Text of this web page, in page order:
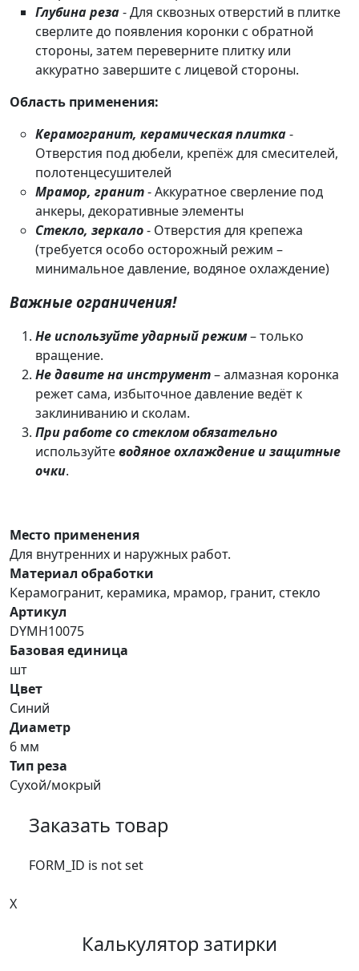
Глубина реза- Для сквозных отверстий в плитке
сверлите до появления коронки с обратной
стороны, затем переверните плитку или
аккуратно завершите с лицевой стороны.
Область применения:
Керамогранит, керамическая плитка-
Отверстия под дюбели, крепёж для смесителей,
полотенцесушителей
Мрамор, гранит- Аккуратное сверление под
анкеры, декоративные элементы
Стекло, зеркало- Отверстия для крепежа
(требуется особо осторожный режим –
минимальное давление, водяное охлаждение)
Важные ограничения!
Не используйте ударный режим– только
вращение.
Не давите на инструмент– алмазная коронка
режет сама, избыточное давление ведёт к
заклиниванию и сколам.
При работе со стекломобязательно
используйтеводяное охлаждение и защитные
очки.
Место применения
Для внутренних и наружных работ.
Материал обработки
Керамогранит, керамика, мрамор, гранит, стекло
Артикул
DYMH10075
Базовая единица
шт
Цвет
Синий
Диаметр
6 мм
Тип реза
Сухой/мокрый
Заказать товар
FORM_ID is not set
X
Калькулятор затирки